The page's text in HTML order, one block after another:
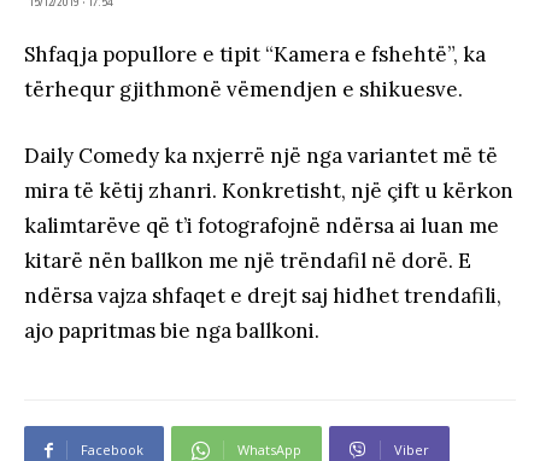
Shfaqja popullore e tipit “Kamera e fshehtë”, ka
tërhequr gjithmonë vëmendjen e shikuesve.
Daily Comedy ka nxjerrë një nga variantet më të
mira të këtij zhanri. Konkretisht, një çift u kërkon
kalimtarëve që t’i fotografojnë ndërsa ai luan me
kitarë nën ballkon me një trëndafil në dorë. E
ndërsa vajza shfaqet e drejt saj hidhet trendafili,
ajo papritmas bie nga ballkoni.
Facebook WhatsApp Viber